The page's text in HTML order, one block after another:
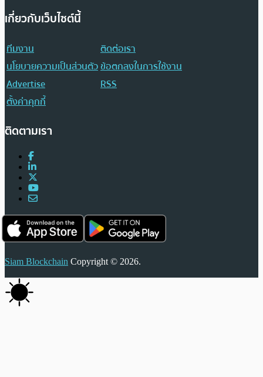
เกี่ยวกับเว็บไซต์นี้
ทีมงาน
ติดต่อเรา
นโยบายความเป็นส่วนตัวข้อตกลงในการใช้งาน
Advertise
RSS
ตั้งค่าคุกกี้
ติดตามเรา
Siam Blockchain Copyright © 2026.